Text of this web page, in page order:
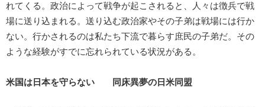
れてくる。政治によって戦争が起こされると、人々は徴兵で戦
場に送り込まれる。送り込む政治家やその子弟は戦場には行か
ない。行かされるのは私たち下流で暮らす庶民の子弟だ。その
ような経験がすでに忘れられている状況がある。
米国は日本を守らない 同床異夢の日米同盟